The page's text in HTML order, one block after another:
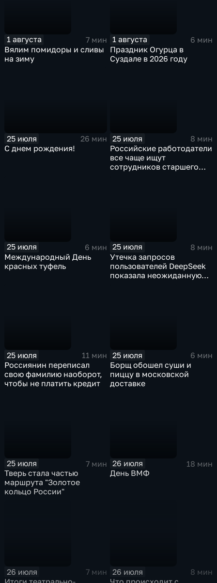
1 августа
7 мин
Вялим помидоры и сливы
на зиму
1 августа
6 мин
Праздник Огурца в
Суздале в 2026 году
25 июля
26 мин
С днем рождения!
25 июля
8 мин
Российские работодатели
все чаще ищут
сотрудников старшего
25 июля
6 мин
Международный День
красных туфель
25 июля
8 мин
Утечка запросов
пользователей DeepSeek
показала неожиданную
25 июля
11 мин
Россиянин переписал
свою фамилию наоборот,
чтобы не платить кредит
25 июля
6 мин
Борщ обошел суши и
пиццу в московской
доставке
25 июля
7 мин
Тверь стала частью
маршрута "Золотое
кольцо России"
26 июля
18 мин
День ВМФ
26 июля
7 мин
26 июля
8 мин